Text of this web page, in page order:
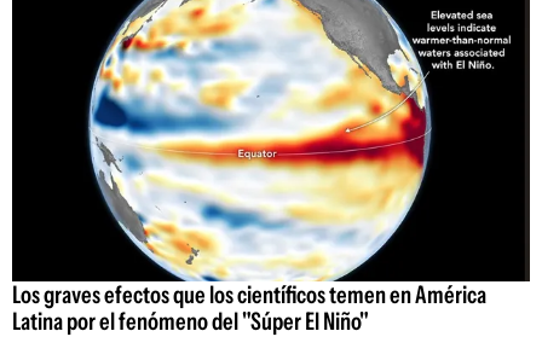
Los graves efectos que los científicos temen en América
Latina por el fenómeno del "Súper El Niño"